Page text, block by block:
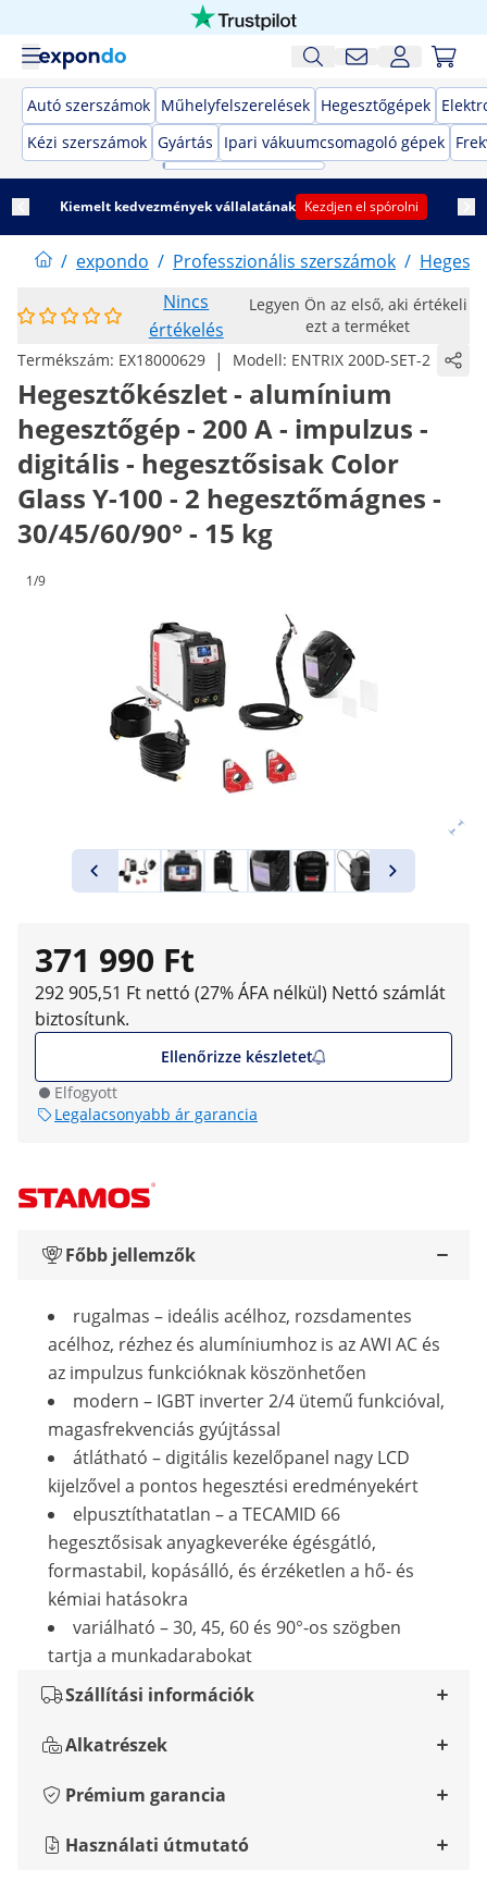
Autó szerszámok Műhelyfelszerelések Hegesztőgépek
Kézi szerszámok Gyártás Ipari vákuumcsomagoló gépek
Kiemelt kedvezmények vállalatának Kezdjen el spórolni
/ expondo / Professzionális szerszámok /
Nincs
értékelés
Legyen Ön az első, aki értékeli
ezt a terméket
Termékszám: EX18000629 | Modell: ENTRIX 200D-SET-2
Hegesztőkészlet - alumínium
hegesztőgép - 200 A - impulzus -
digitális - hegesztősisak Color
Glass Y-100 - 2 hegesztőmágnes -
30/45/60/90° - 15 kg
1/9
371 990 Ft
292 905,51 Ft nettó (27% ÁFA nélkül) Nettó számlát
biztosítunk.
Ellenőrizze készletet
Elfogyott
Legalacsonyabb ár garancia
Főbb jellemzők
rugalmas – ideális acélhoz, rozsdamentes
acélhoz, rézhez és alumíniumhoz is az AWI AC és
az impulzus funkcióknak köszönhetően
modern – IGBT inverter 2/4 ütemű funkcióval,
magasfrekvenciás gyújtással
átlátható – digitális kezelőpanel nagy LCD
kijelzővel a pontos hegesztési eredményekért
elpusztíthatatlan – a TECAMID 66
hegesztősisak anyagkeveréke égésgátló,
formastabil, kopásálló, és érzéketlen a hő- és
kémiai hatásokra
variálható – 30, 45, 60 és 90°-os szögben
tartja a munkadarabokat
Szállítási információk
Alkatrészek
Prémium garancia
Használati útmutató